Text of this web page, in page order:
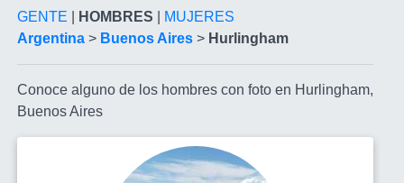
GENTE HOMBRES
MUJERES
Argentina > Buenos Aires > Hurlingham
Conoce alguno de los hombres con foto en Hurlingham,
Buenos Aires